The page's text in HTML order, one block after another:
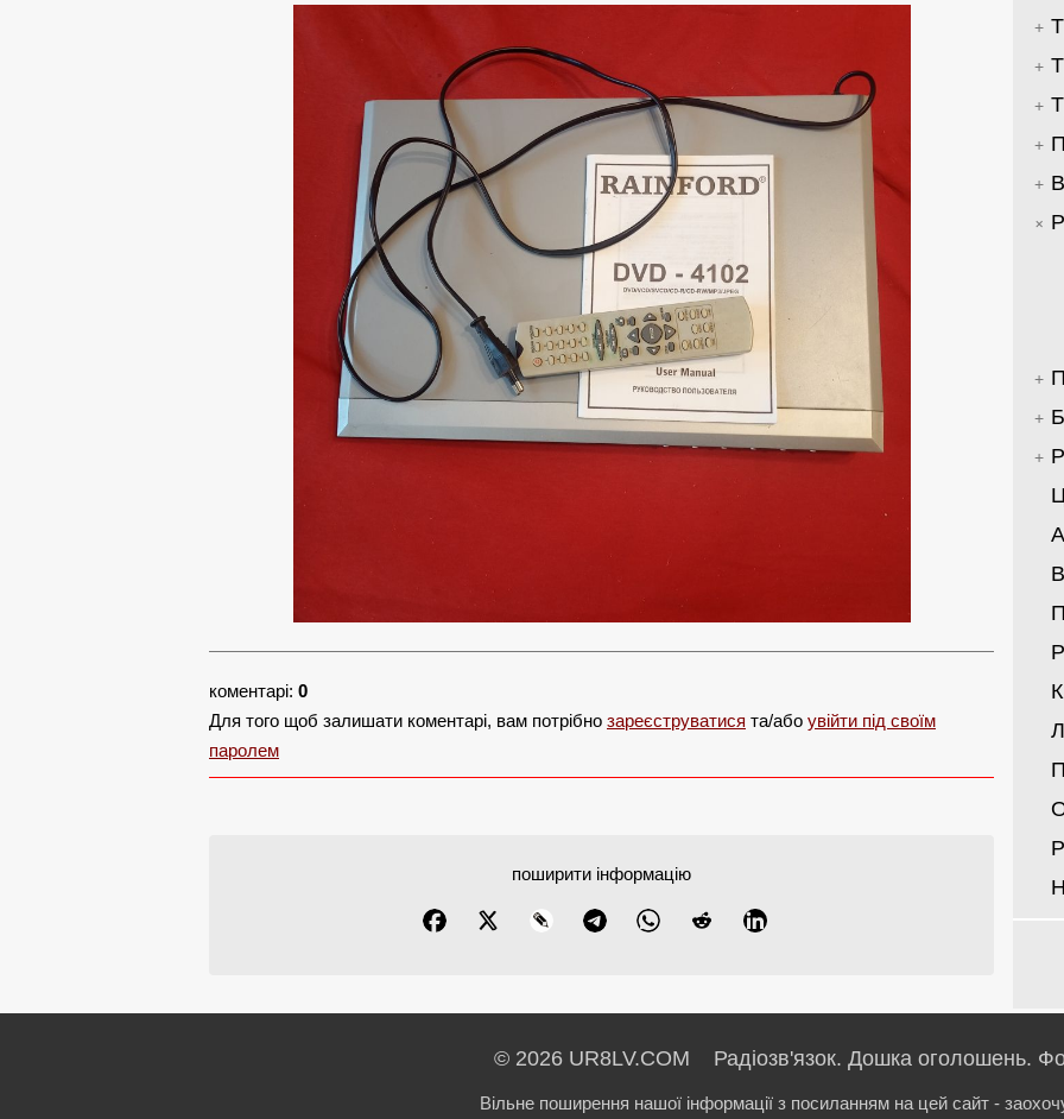
коментарі: 0
Для того щоб залишати коментарі, вам потрібно зареєструватися та/або увійти під своїм
паролем
поширити інформацію
© 2026 UR8LV.COM Радіозв'язок. Дошка оголошень.
Вільне поширення нашої інформації з посиланням на цей сайт -